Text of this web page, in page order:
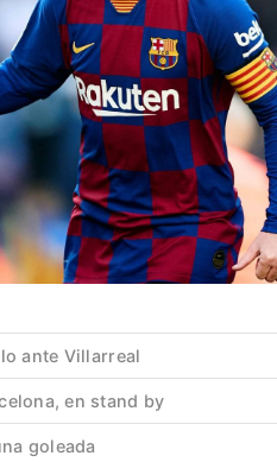
ante Villarreal
en stand by
goleada